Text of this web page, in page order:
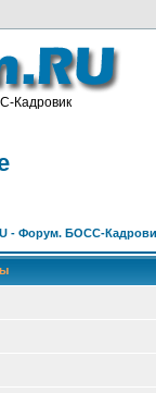
Кадровик
- Форум. БОСС-